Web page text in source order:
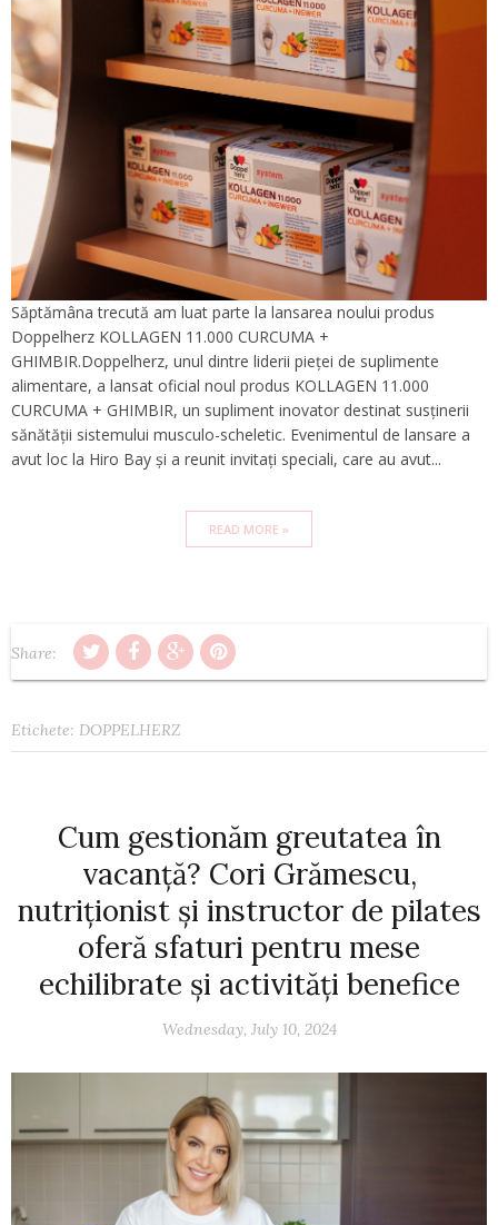
Săptămâna trecută am luat parte la lansarea noului produs
Doppelherz KOLLAGEN 11.000 CURCUMA +
GHIMBIR.Doppelherz, unul dintre liderii pieței de suplimente
alimentare, a lansat oficial noul produs KOLLAGEN 11.000
CURCUMA + GHIMBIR, un supliment inovator destinat susținerii
sănătății sistemului musculo-scheletic. Evenimentul de lansare a
avut loc la Hiro Bay și a reunit invitați speciali, care au avut...
READ MORE »
Share:
Etichete: DOPPELHERZ
Cum gestionăm greutatea în
vacanță? Cori Grămescu,
nutriționist și instructor de pilates
oferă sfaturi pentru mese
echilibrate și activități benefice
Wednesday, July 10, 2024